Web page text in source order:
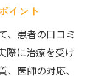
イント
、患者の口コミ
際に治療を受け
医師の対応、